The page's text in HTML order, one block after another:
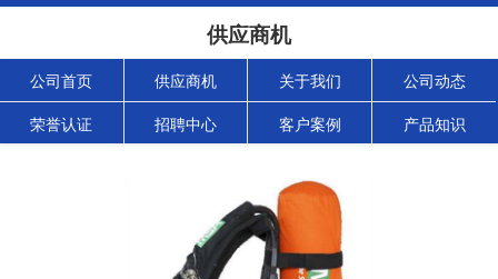
供应商机
公司首页 供应商机 关于我们 公司动态
荣誉认证 招聘中心 客户案例 产品知识